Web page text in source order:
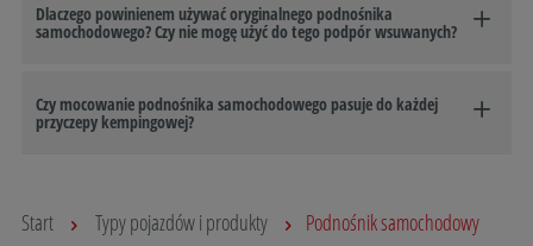
Dlaczego powinienem używać oryginalnego podnośnika
samochodowego? Czy nie mogę użyć do tego podpór wsuwanych?
Czy mocowanie podnośnika samochodowego pasuje do każdej
przyczepy kempingowej?
Start Typy pojazdów i produkty Podnośnik samochodowy